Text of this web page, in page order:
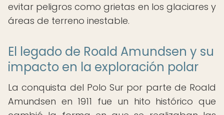
evitar peligros como grietas en los glaciares y
áreas de terreno inestable.
El legado de Roald Amundsen y su
impacto en la exploración polar
La conquista del Polo Sur por parte de Roald
Amundsen en 1911 fue un hito histórico que